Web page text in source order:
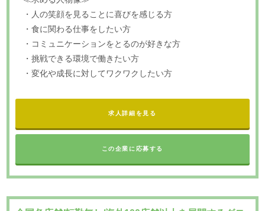
・人の笑顔を見ることに喜びを感じる方
・食に関わる仕事をしたい方
・コミュニケーションをとるのが好きな方
・挑戦できる環境で働きたい方
・変化や成長に対してワクワクしたい方
求人詳細を見る
この企業に応募する